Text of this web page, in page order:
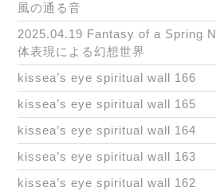
風の通る音
2025.04.19 Fantasy of a Spring
体表現による幻想世界
kissea’s eye spiritual wall 166
kissea’s eye spiritual wall 165
kissea’s eye spiritual wall 164
kissea’s eye spiritual wall 163
kissea’s eye spiritual wall 162